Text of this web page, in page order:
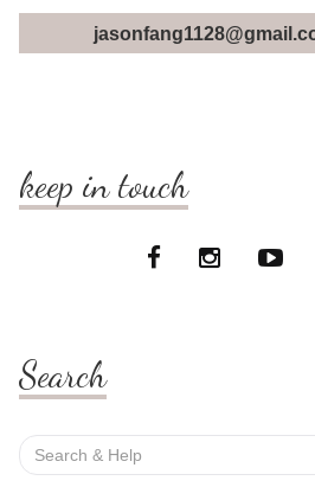
keep in touch
Search
Search
for: